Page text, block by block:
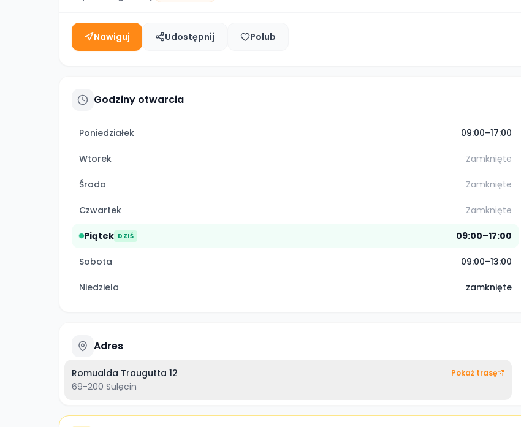
Nawiguj Udostępnij Polub
Godziny otwarcia
Poniedziałek 09:00–17:00
Wtorek Zamknięte
Środa Zamknięte
Czwartek Zamknięte
Piątek DZIŚ 09:00–17:00
Sobota 09:00–13:00
Niedziela zamknięte
Adres
Romualda Traugutta 12
69-200 Sulęcin
Pokaż trasę